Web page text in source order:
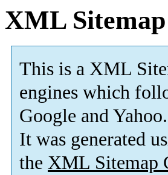
XML Sitemap
This is a XML
engines which
Google and Yahoo.
It was generated
the XML Sitemap